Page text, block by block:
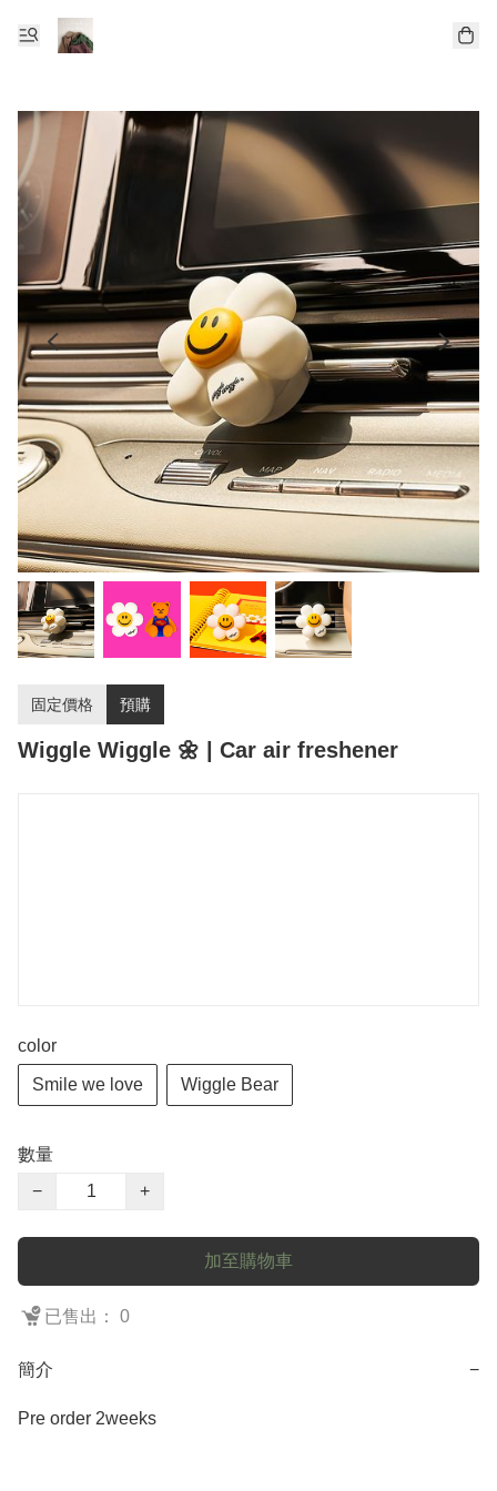
固定價格 預購
Wiggle Wiggle 🌼 | Car air freshener
color
Smile we love Wiggle Bear
數量
−
+
加至購物車
已售出： 0
簡介 −
Pre order 2weeks